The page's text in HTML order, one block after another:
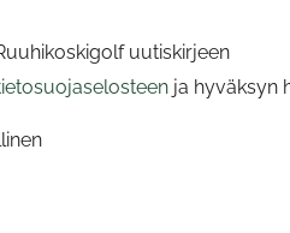
uutiskirjeen
ja hyväksyn